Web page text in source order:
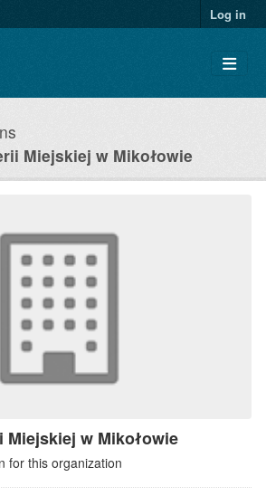
Log in
Miejskiej w Mikołowie
Miejskiej w Mikołowie
for this organization